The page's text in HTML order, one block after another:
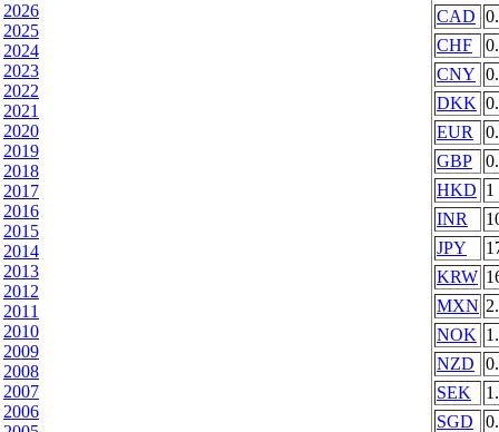
2026
2025
2024
2023
2022
2021
2020
2019
2018
2017
2016
2015
2014
2013
2012
2011
2010
2009
2008
2007
2006
CAD
CHF
CNY
DKK
EUR
GBP
HKD 1
INR
JPY
KRW
MXN
NOK
NZD
SEK
SGD